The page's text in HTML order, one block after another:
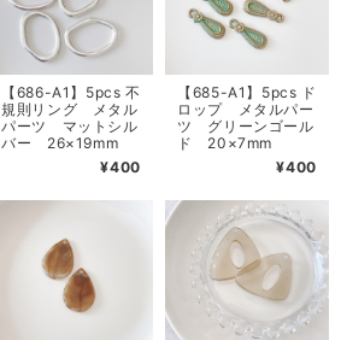
【686-A1】5pcs 不
規則リング メタル
パーツ マットシル
バー 26×19mm
¥400
【685-A1】5pcs ド
ロップ メタルパー
ツ グリーンゴール
ド 20×7mm
¥400